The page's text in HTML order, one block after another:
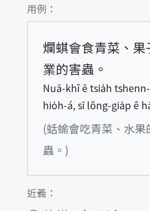
第1項釋義的
用例：
爛蜞會食青菜、
業的害蟲。
Nuā-khî ē tsia̍h
hio̍h-á, sī lông-gia̍p ê
(蛞蝓會吃青菜、水
蟲。)
第1項釋義的
近義：